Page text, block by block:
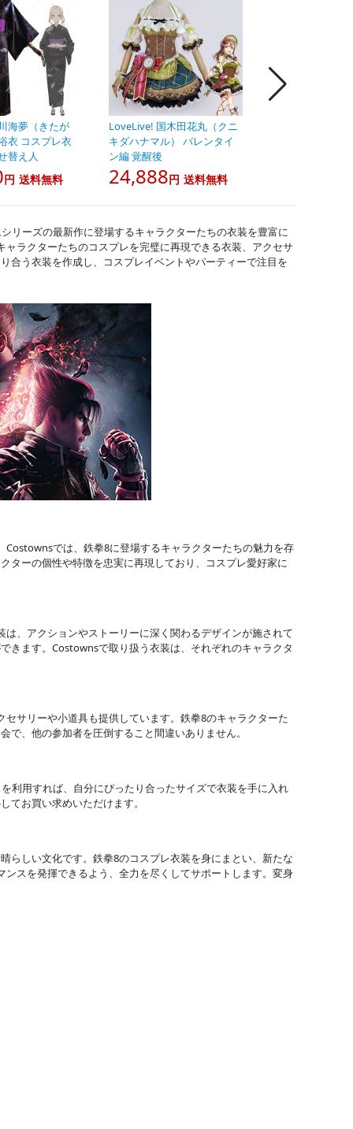
海夢（きたが
衣 コスプレ衣
替え人
円 送料無料
LoveLive! 国木田花丸（クニ
キダハナマル） バレンタイ
ン編 覚醒後
24,888円 送料無料
リーズの最新作に登場するキャラクターたちの衣装を豊富に
ラクターたちのコスプレを完璧に再現できる衣装、アクセサ
合う衣装を作成し、コスプレイベントやパーティーで注目を
では、鉄拳8に登場するキャラクターたちの魅力を存
ターの個性や特徴を忠実に再現しており、コスプレ愛好家に
、アクションやストーリーに深く関わるデザインが施されて
きます。Costownsで取り扱う衣装は、それぞれのキャラクタ
サリーや小道具も提供しています。鉄拳8のキャラクターた
、他の参加者を圧倒すること間違いありません。
利用すれば、自分にぴったり合ったサイズで衣装を手に入れ
てお買い求めいただけます。
らしい文化です。鉄拳8のコスプレ衣装を身にまとい、新たな
スを発揮できるよう、全力を尽くしてサポートします。変身